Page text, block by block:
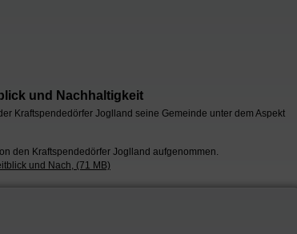
und Nachhaltigkeit
Kraftspendedörfer Joglland seine Gemeinde unter dem Aspekt
den Kraftspendedörfer Joglland aufgenommen.
und Nach, (71 MB)